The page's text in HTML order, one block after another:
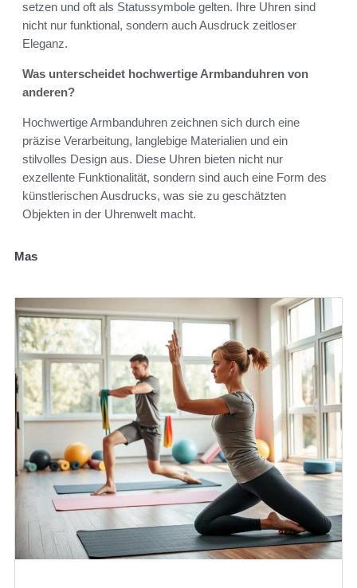
setzen und oft als Statussymbole gelten. Ihre Uhren sind
nicht nur funktional, sondern auch Ausdruck zeitloser
Eleganz.
Was unterscheidet hochwertige Armbanduhren von
anderen?
Hochwertige Armbanduhren zeichnen sich durch eine
präzise Verarbeitung, langlebige Materialien und ein
stilvolles Design aus. Diese Uhren bieten nicht nur
exzellente Funktionalität, sondern sind auch eine Form des
künstlerischen Ausdrucks, was sie zu geschätzten
Objekten in der Uhrenwelt macht.
Mas